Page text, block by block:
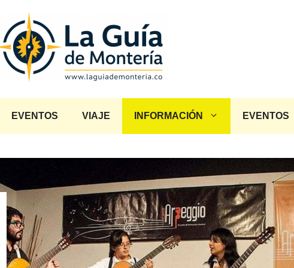
EVENTOS VIAJE INFORMACIÓN EVENTOS